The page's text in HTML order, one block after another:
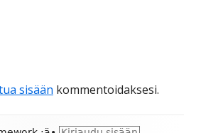
sisään kommentoidaksesi.